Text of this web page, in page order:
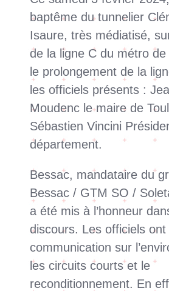
baptême du tunnelier
Isaure, très médiatisé,
de la ligne C du métro de
le prolongement de la
les officiels présents :
Moudenc le maire de
Sébastien Vincini
département.
Bessac, mandataire du
Bessac / GTM SO /
a été mis à l’honneur
discours. Les officiels
communication sur
les circuits courts et le
reconditionnement. En